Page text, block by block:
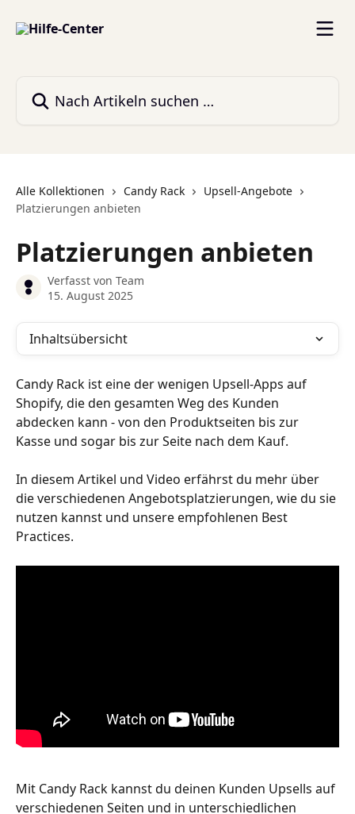
Alle Kollektionen Candy Rack
Upsell-Angebote
Platzierungen anbieten
Platzierungen anbieten
Verfasst von Team
15. August 2025
Inhaltsübersicht
Candy Rack ist eine der wenigen Upsell-Apps auf
Shopify, die den gesamten Weg des Kunden
abdecken kann - von den Produktseiten bis zur
Kasse und sogar bis zur Seite nach dem Kauf.
In diesem Artikel und Video erfährst du mehr über
die verschiedenen Angebotsplatzierungen, wie du sie
nutzen kannst und unsere empfohlenen Best
Practices.
Mit Candy Rack kannst du deinen Kunden Upsells auf
verschiedenen Seiten und in unterschiedlichen